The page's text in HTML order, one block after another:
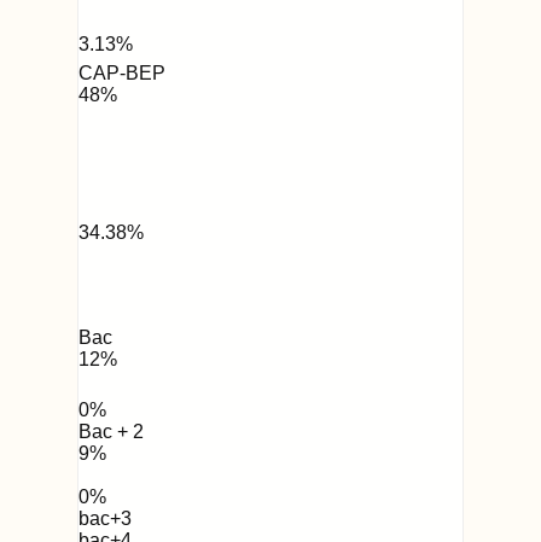
3.13%
CAP-BEP
48%
34.38%
Bac
12%
0%
Bac + 2
9%
0%
bac+3